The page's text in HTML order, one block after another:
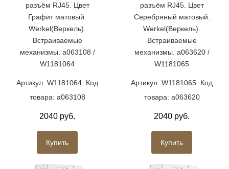
разъём RJ45. Цвет
Графит матовый.
Werkel(Веркель).
Встраиваемые
механизмы. a063108 /
W1181064
Артикул: W1181064. Код
товара: a063108
2040 руб.
Купить
разъём RJ45. Цвет
Серебряный матовый.
Werkel(Веркель).
Встраиваемые
механизмы. a063620 /
W1181065
Артикул: W1181065. Код
товара: a063620
2040 руб.
Купить